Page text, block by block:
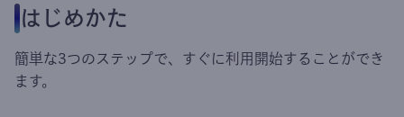
はじめかた
簡単な3つのステップで、すぐに利用開始することができ
ます。